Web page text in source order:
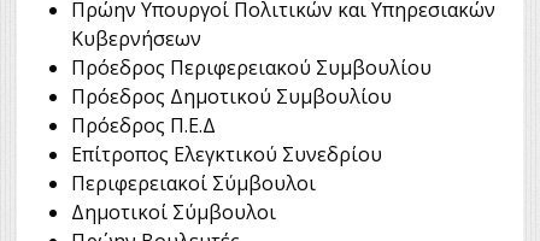
Πρώην Υπουργοί Πολιτικών και Υπηρεσιακών
Κυβερνήσεων
Πρόεδρος Περιφερειακού Συμβουλίου
Πρόεδρος Δημοτικού Συμβουλίου
Πρόεδρος Π.Ε.Δ
Επίτροπος Ελεγκτικού Συνεδρίου
Περιφερειακοί Σύμβουλοι
Δημοτικοί Σύμβουλοι